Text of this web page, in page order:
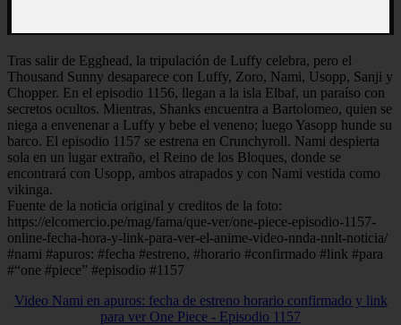
Tras salir de Egghead, la tripulación de Luffy celebra, pero el
Thousand Sunny desaparece con Luffy, Zoro, Nami, Usopp, Sanji y
Chopper. En el episodio 1156, llegan a la isla Elbaf, un paraíso con
secretos ocultos. Mientras, Shanks encuentra a Bartolomeo, quien se
niega a envenenar a Luffy y bebe el veneno; luego Yasopp hunde su
barco. El episodio 1157 se estrena en Crunchyroll. Nami despierta
sola en un lugar extraño, el Reino de los Bloques, donde se
encontrará con Usopp, ambos atrapados y con Nami vestida como
vikinga.
Fuente de la noticia original y creditos de la foto:
https://elcomercio.pe/mag/fama/que-ver/one-piece-episodio-1157-
online-fecha-hora-y-link-para-ver-el-anime-video-nnda-nnlt-noticia/
#nami #apuros: #fecha #estreno, #horario #confirmado #link #para
#“one #piece” #episodio #1157
Video Nami en apuros: fecha de estreno horario confirmado y link
para ver One Piece - Episodio 1157